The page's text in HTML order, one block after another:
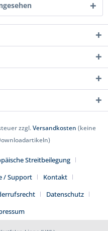
zzgl.Versandkosten (keine
Streitbeilegung
/ Support
Kontakt
Datenschutz